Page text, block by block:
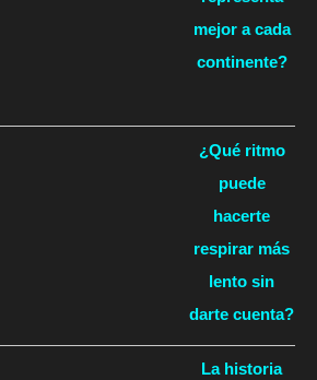
mejor a cada
continente?
¿Qué ritmo
puede
hacerte
respirar más
lento sin
darte cuenta?
La historia